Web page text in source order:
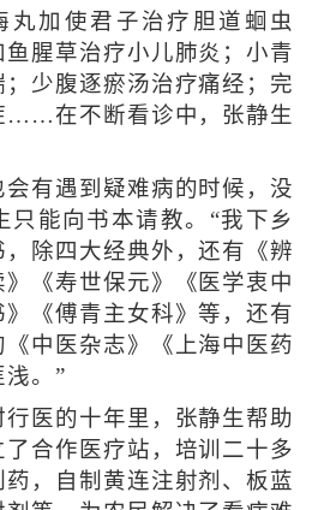
丸加使君子治疗胆道蛔虫
腥草治疗小儿肺炎；小青
少腹逐瘀汤治疗痛经；完
……在不断看诊中，张静生
会有遇到疑难病的时候，没
只能向书本请教。“我下乡
除四大经典外，还有《辨
《寿世保元》《医学衷中
《傅青主女科》等，还有
中医杂志》《上海中医药
。”
行医的十年里，张静生帮助
合作医疗站，培训二十多
，自制黄连注射剂、板蓝